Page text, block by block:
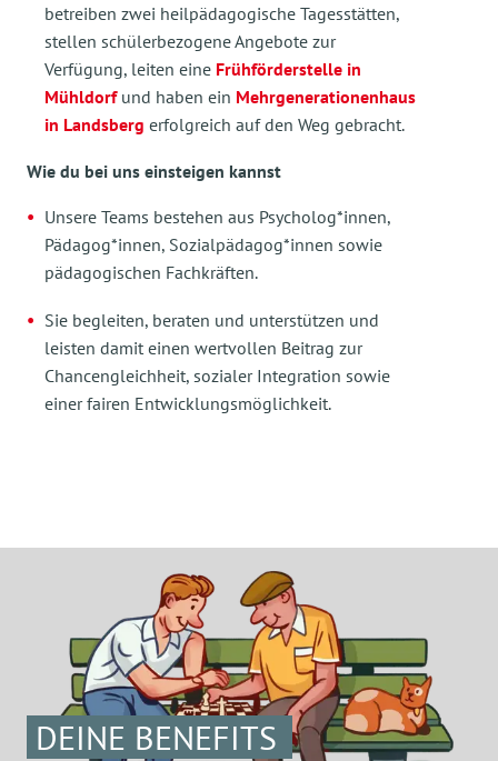
betreiben zwei heilpädagogische Tagesstätten,
stellen schülerbezogene Angebote zur
Verfügung, leiten eine Frühförderstelle in
Mühldorf und haben ein Mehrgenerationenhaus
in Landsberg erfolgreich auf den Weg gebracht.
Wie du bei uns einsteigen kannst
Unsere Teams bestehen aus Psycholog*innen,
Pädagog*innen, Sozialpädagog*innen sowie
pädagogischen Fachkräften.
Sie begleiten, beraten und unterstützen und
leisten damit einen wertvollen Beitrag zur
Chancengleichheit, sozialer Integration sowie
einer fairen Entwicklungsmöglichkeit.
DEINE BENEFITS